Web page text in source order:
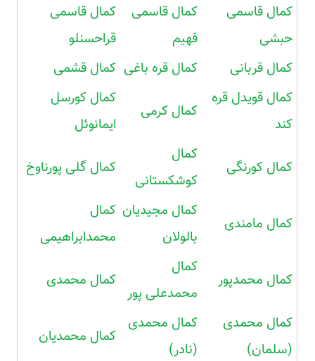
کمال قاسمی
حبشی
کمال قاسمی
فهیم
کمال قاسمی
قراحسنلو
کمال قربانی
کمال قره باغی کمال قشمی
کمال قویدل قره
کند
کمال کرمی
کمال کورسل
ایمانوئل
کمال کورنگی
کمال
کوشکستانی
کمال گلی پورناوخ
کمال مامندی
کمال مجیدیان
بالولان
کمال
محمدابراهیمی
کمال محمدپور
کمال
محمدعلی پور
کمال محمدی
کمال محمدی
(سلمان)
کمال محمدی
(نادر)
کمال محمدیان